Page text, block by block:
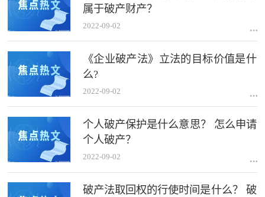
属于破产财产？
2022-09-02
《企业破产法》立法的目标价值是什
么?
2022-09-02
个人破产保护是什么意思？ 怎么申请
个人破产？
2022-09-02
破产法取回权的行使时间是什么？ 破